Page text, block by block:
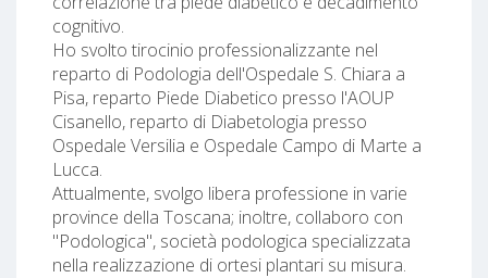
cognitivo.
Ho svolto tirocinio professionalizzante nel
reparto di Podologia dell'Ospedale S. Chiara a
Pisa, reparto Piede Diabetico presso l'AOUP
Cisanello, reparto di Diabetologia presso
Ospedale Versilia e Ospedale Campo di Marte a
Lucca.
Attualmente, svolgo libera professione in varie
province della Toscana; inoltre, collaboro con
"Podologica", società podologica specializzata
nella realizzazione di ortesi plantari su misura.